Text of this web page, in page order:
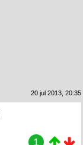
20 jul 2013, 20:35
1